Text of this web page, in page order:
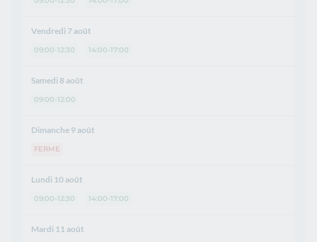
Vendredi 7 août
09:00-12:30 14:00-17:00
Samedi 8 août
09:00-12:00
Dimanche 9 août
FERME
Lundi 10 août
09:00-12:30 14:00-17:00
Mardi 11 août